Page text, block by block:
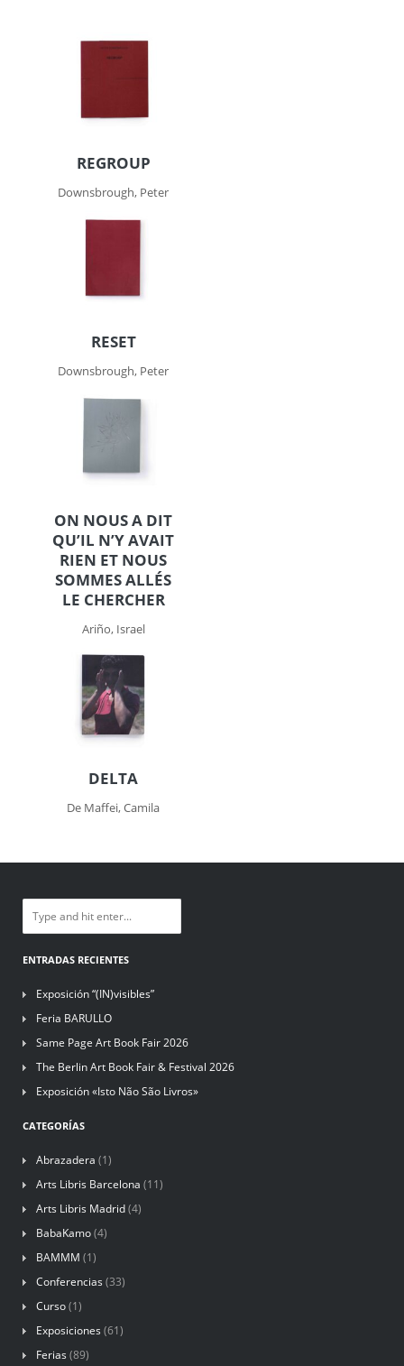
REGROUP
Downsbrough, Peter
RESET
Downsbrough, Peter
ON NOUS A DIT
QU’IL N’Y AVAIT
RIEN ET NOUS
SOMMES ALLÉS
LE CHERCHER
Ariño, Israel
DELTA
De Maffei, Camila
ENTRADAS RECIENTES
Exposición “(IN)visibles”
Feria BARULLO
Same Page Art Book Fair 2026
The Berlin Art Book Fair & Festival 2026
Exposición «Isto Não São Livros»
CATEGORÍAS
Abrazadera (1)
Arts Libris Barcelona (11)
Arts Libris Madrid(4)
BabaKamo(4)
BAMMM (1)
Conferencias (33)
Curso(1)
Exposiciones (61)
Ferias (89)